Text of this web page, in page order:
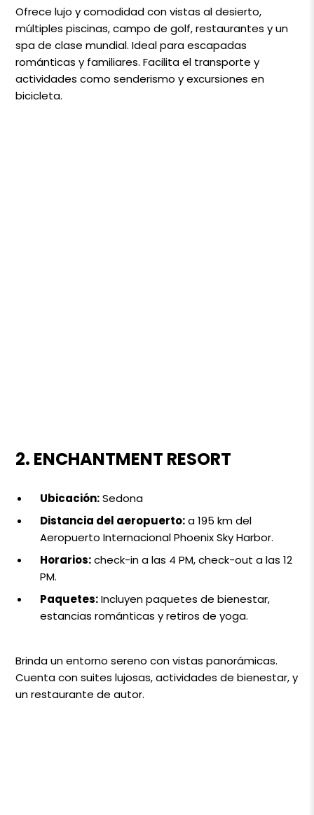
Ofrece lujo y comodidad con vistas al desierto,
múltiples piscinas, campo de golf, restaurantes y un
spa de clase mundial. Ideal para escapadas
románticas y familiares. Facilita el transporte y
actividades como senderismo y excursiones en
bicicleta.
2. ENCHANTMENT RESORT
Ubicación:Sedona
Distancia del aeropuerto:a 195 km del
Aeropuerto Internacional Phoenix Sky Harbor.
Horarios:check-in a las 4 PM, check-out a las 12
PM.
Paquetes:Incluyen paquetes de bienestar,
estancias románticas y retiros de yoga.
Brinda un entorno sereno con vistas panorámicas.
Cuenta con suites lujosas, actividades de bienestar, y
un restaurante de autor.